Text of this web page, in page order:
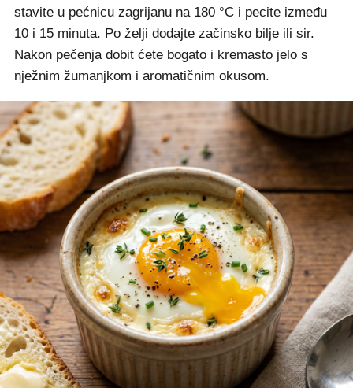
stavite u pećnicu zagrijanu na 180 °C i pecite između
10 i 15 minuta. Po želji dodajte začinsko bilje ili sir.
Nakon pečenja dobit ćete bogato i kremasto jelo s
nježnim žumanjkom i aromatičnim okusom.